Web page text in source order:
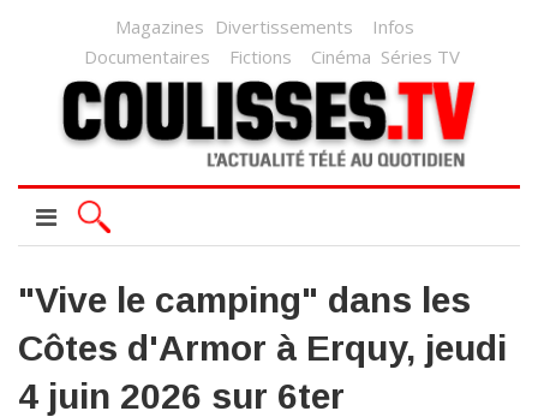
Magazines Divertissements
Infos
Documentaires
Fictions Cinéma Séries TV
"Vive le camping" dans les
Côtes d'Armor à Erquy, jeudi
4 juin 2026 sur 6ter